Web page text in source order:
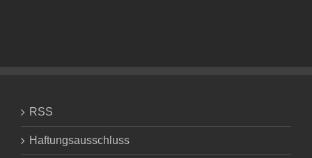
RSS
Haftungsausschluss